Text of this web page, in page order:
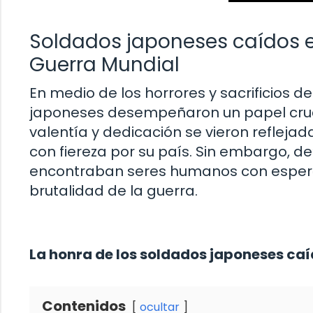
Soldados japoneses caídos
Guerra Mundial
En medio de los horrores y sacrificios
japoneses desempeñaron un papel
valentía y dedicación se vieron
con fiereza por su país. Sin embargo,
encontraban seres humanos con
brutalidad de la guerra.
La honra de los soldados japoneses
Contenidos ocultar